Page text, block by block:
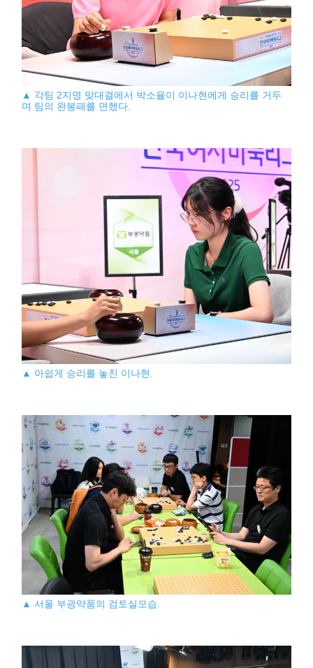
▲ 각팀 2지명 맞대결에서 박소율이 이나현에게 승리를 거두
며 팀의 완봉패를 면했다.
▲ 아쉽게 승리를 놓친 이나현.
▲ 서울 부광약품의 검토실모습.